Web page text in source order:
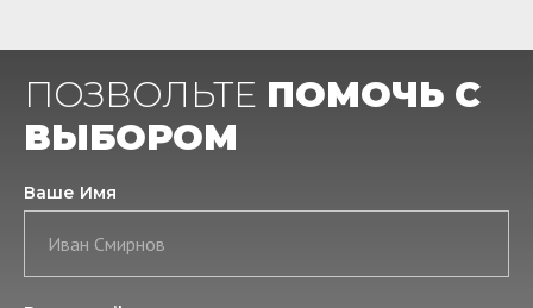
ПОЗВОЛЬТЕ ПОМОЧЬ С
ВЫБОРОМ
Ваше Имя
Иван Смирнов